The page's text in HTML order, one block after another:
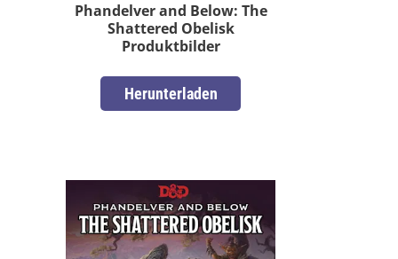
Phandelver and Below: The
Shattered Obelisk
Produktbilder
Herunterladen